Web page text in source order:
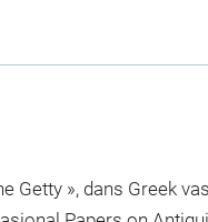
Getty », dans Greek